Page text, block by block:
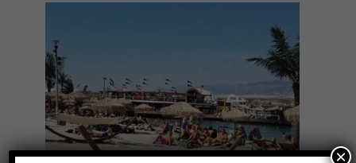
×